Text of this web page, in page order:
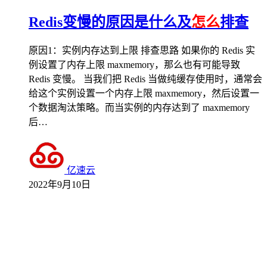
Redis变慢的原因是什么及怎么排查
原因1：实例内存达到上限 排查思路 如果你的 Redis 实
例设置了内存上限 maxmemory，那么也有可能导致
Redis 变慢。 当我们把 Redis 当做纯缓存使用时，通常会
给这个实例设置一个内存上限 maxmemory，然后设置一
个数据淘汰策略。而当实例的内存达到了 maxmemory
后…
亿速云
2022年9月10日